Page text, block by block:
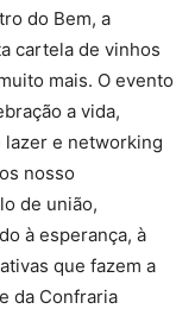
do Bem, a
cartela de vinhos
mais. O evento
a vida,
e networking
nosso
de união,
à esperança, à
que fazem a
da Confraria